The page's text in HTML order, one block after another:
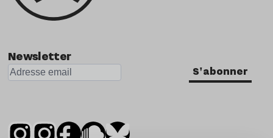
Newsletter
S'abonner